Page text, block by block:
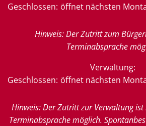
Klicken, um weitere Öffnungs- oder
Geschlossen: öffnet nächsten
Hinweis: Der Zutritt zum
Terminabsprache
Verwaltung:
Klicken, um weitere Öffnungs- oder
Geschlossen: öffnet nächsten
Hinweis: Der Zutritt zur Verwaltung
Terminabsprache möglich.